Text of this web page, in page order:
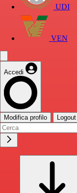
UDI
VEN
Accedi
Modifica profilo Logout